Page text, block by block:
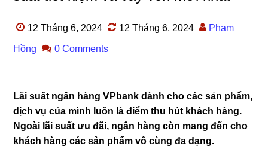
12 Tháng 6, 2024 12 Tháng 6, 2024 Phạm
Hồng 0 Comments
Lãi suất ngân hàng VPbank dành cho các sản phẩm,
dịch vụ của mình luôn là điểm thu hút khách hàng.
Ngoài lãi suất ưu đãi, ngân hàng còn mang đến cho
khách hàng các sản phẩm vô cùng đa dạng.